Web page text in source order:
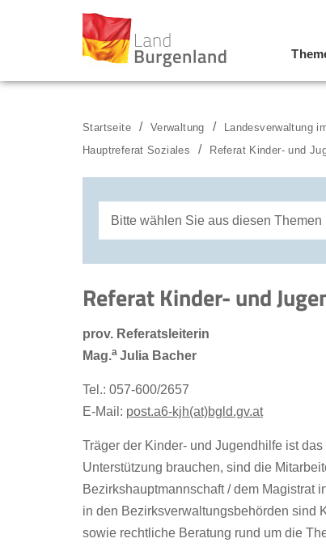
Zum Inhalt
Zum Menü
Zur Suche
Startseite Verwaltung Landesverwaltung
Hauptreferat Soziales
Referat Kinder- und
Bitte wählen Sie aus diesen Themen
Referat Sozialleistungen und
Referat Grundversorgung und
Referat Kinder- und
prov. Referatsleiterin
Mag.a Julia Bacher
Tel.: 057-600/2657
E-Mail: post.a6-kjh(at)bgld.gv.at
Träger der Kinder- und Jugendhilfe ist
Unterstützung brauchen, sind die
Bezirkshauptmannschaft / dem Magistrat
in den Bezirksverwaltungsbehörden sind
sowie rechtliche Beratung rund um die